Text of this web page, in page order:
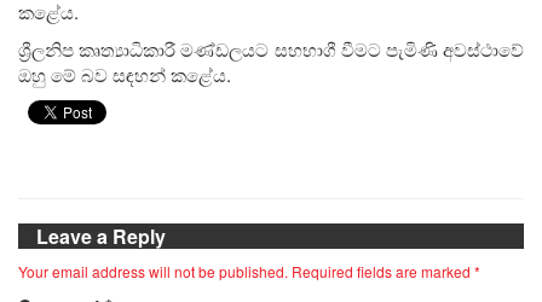
කළේය.
ශ්‍රීලනිප කෘත්‍යාධිකාරී මණ්ඩලයට සහභාගී වීමට පැමිණි අවස්ථාවේ
ඔහු මේ බව සඳහන් කළේය.
Leave a Reply
Your email address will not be published. Required fields are marked *